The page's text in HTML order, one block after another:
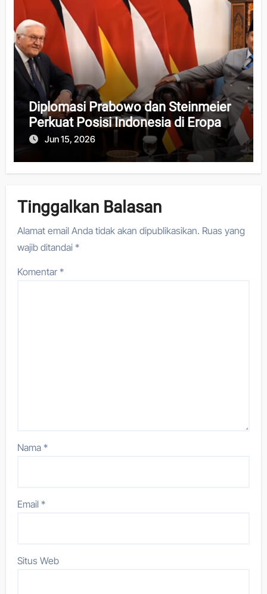
Diplomasi Prabowo dan Steinmeier
Perkuat Posisi Indonesia di Eropa
Jun 15, 2026
Tinggalkan Balasan
Alamat email Anda tidak akan dipublikasikan. Ruas yang
wajib ditandai*
Komentar*
Nama*
Email*
Situs Web